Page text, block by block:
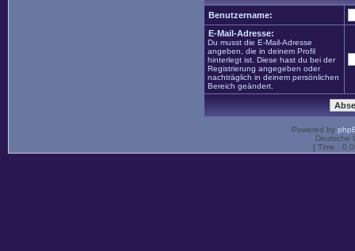
Benutzername:
E-Mail-Adresse:
Du musst die E-Mail-Adresse
angeben, die in deinem Profil
hinterlegt ist. Diese hast du bei der
Registrierung angegeben oder
nachträglich in deinem persönlichen
Bereich geändert.
Powered by
Deutsche
[ Time :